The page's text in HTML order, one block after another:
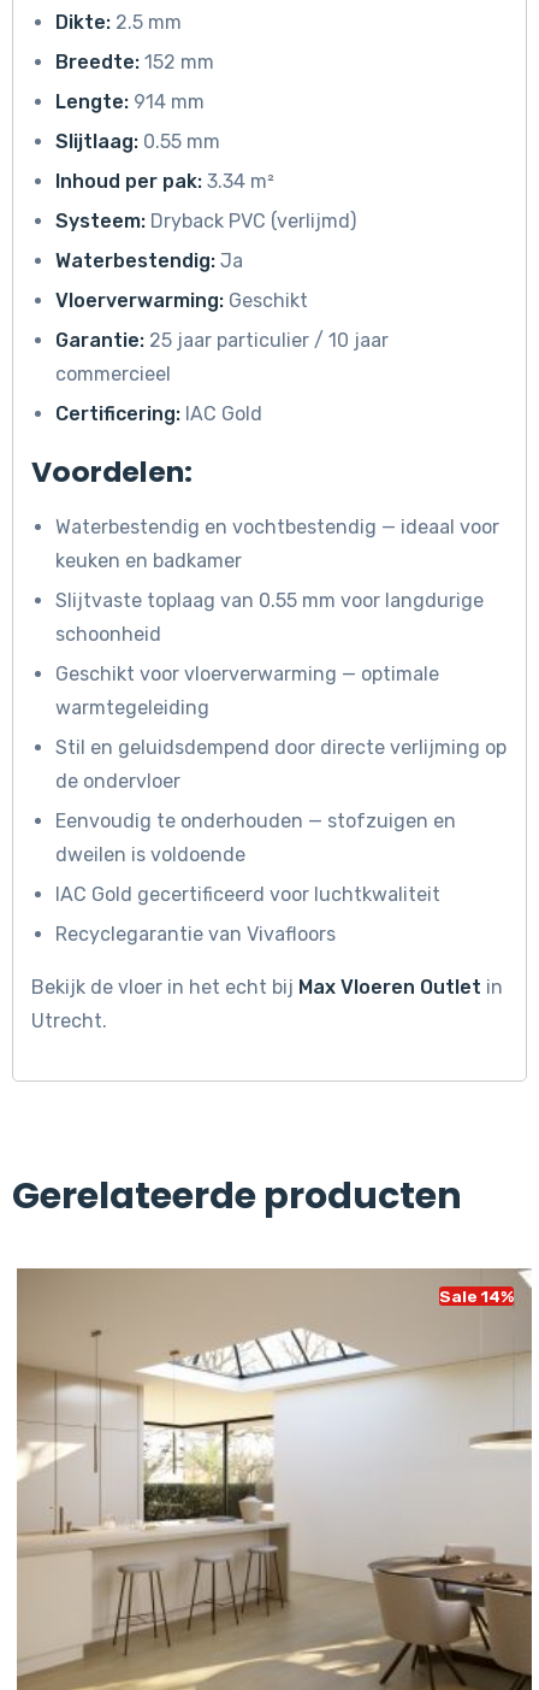
Dikte: 2.5 mm
Breedte: 152 mm
Lengte: 914 mm
Slijtlaag: 0.55 mm
Inhoud per pak: 3.34 m²
Systeem: Dryback PVC (verlijmd)
Waterbestendig: Ja
Vloerverwarming: Geschikt
Garantie: 25 jaar particulier / 10 jaar
commercieel
Certificering: IAC Gold
Voordelen:
Waterbestendig en vochtbestendig — ideaal voor
keuken en badkamer
Slijtvaste toplaag van 0.55 mm voor langdurige
schoonheid
Geschikt voor vloerverwarming — optimale
warmtegeleiding
Stil en geluidsdempend door directe verlijming op
de ondervloer
Eenvoudig te onderhouden — stofzuigen en
dweilen is voldoende
IAC Gold gecertificeerd voor luchtkwaliteit
Recyclegarantie van Vivafloors
Bekijk de vloer in het echt bij Max Vloeren Outlet in
Utrecht.
Gerelateerde producten
Sale 14%